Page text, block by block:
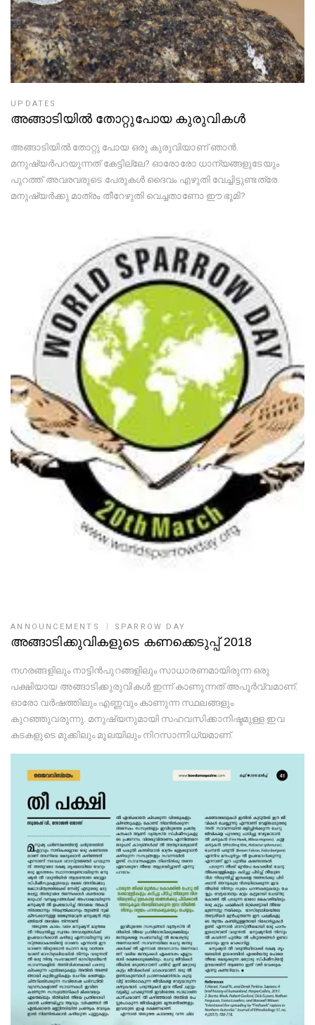
UPDATES
അങ്ങാടിയിൽ തോറ്റുപോയ കുരുവികള്‍
അങ്ങാടിയിൽ തോറ്റു പോയ ഒരു കുരുവിയാണ് ഞാൻ.
മനുഷ്യർപറയുന്നത് കേട്ടില്ലേ? ഓരോരോ ധാന്യങ്ങളുടേയും
പുറത്ത് അവരവരുടെ പേരുകൾ ദൈവം എഴുതി വേച്ചിട്ടുണ്ടത്രേ.
മനുഷ്യർക്കു മാത്രം തീറേഴുതി വെച്ചതാണോ ഈ ഭൂമി?
ANNOUNCEMENTS SPARROW DAY
അങ്ങാടിക്കുവികളുടെ കണക്കെടുപ്പ് 2018
നഗരങ്ങളിലും നാട്ടിന്‍പുറങ്ങളിലും സാധാരണമായിരുന്ന ഒരു
പക്ഷിയായ അങ്ങാടിക്കുരുവികൾ ഇന്ന് കാണുന്നത് അപൂര്‍വ്വമാണ്.
ഓരോ വര്‍ഷത്തിലും എണ്ണവും കാണുന്ന സ്ഥലങ്ങളും
കുറഞ്ഞുവരുന്നു. മനുഷ്യനുമായി സഹവസിക്കാനിഷ്ടമുള്ള ഇവ
കടകളുടെ മുക്കിലും മൂലയിലും നിറസാന്നിധ്യമാണ്.